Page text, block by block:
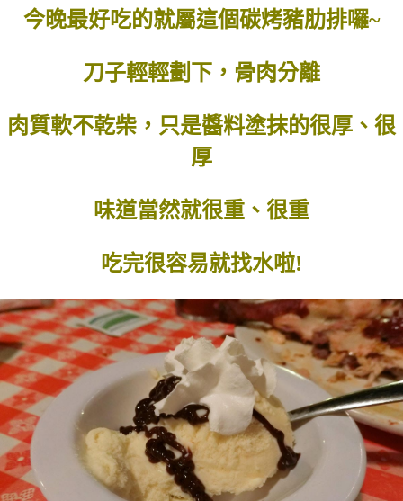
今晚最好吃的就屬這個碳烤豬肋排囉~
刀子輕輕劃下，骨肉分離
肉質軟不乾柴，只是醬料塗抹的很厚、很
厚
味道當然就很重、很重
吃完很容易就找水啦!